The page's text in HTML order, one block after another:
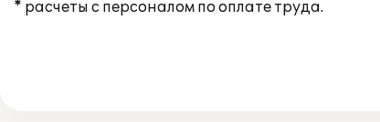
* расчеты с персоналом по оплате труда.